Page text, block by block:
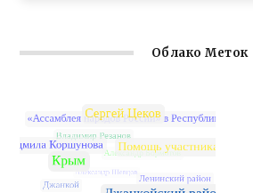
Облако Меток